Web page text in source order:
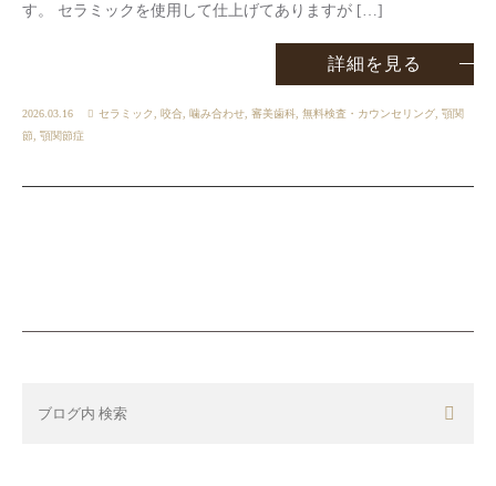
す。 セラミックを使用して仕上げてありますが […]
詳細を見る
2026.03.16 セラミック 咬合 噛み合わせ 審美歯科 無料検査・カウンセリング 顎関
節
顎関節症